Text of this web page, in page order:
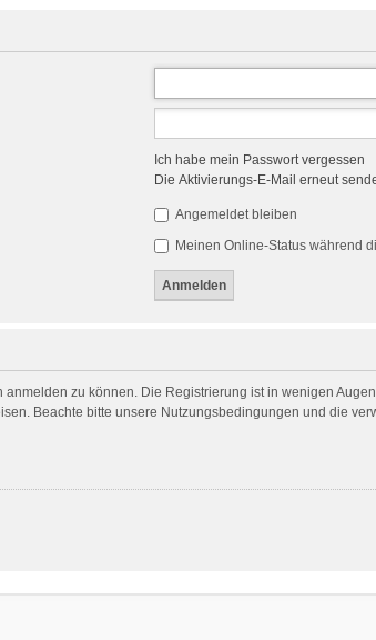
Ich habe mein Passwort vergessen
Die Aktivierungs-E-Mail erneut
Angemeldet bleiben
Meinen Online-Status während
anmelden zu können. Die Registrierung ist in wenigen
Beachte bitte unsere Nutzungsbedingungen und die